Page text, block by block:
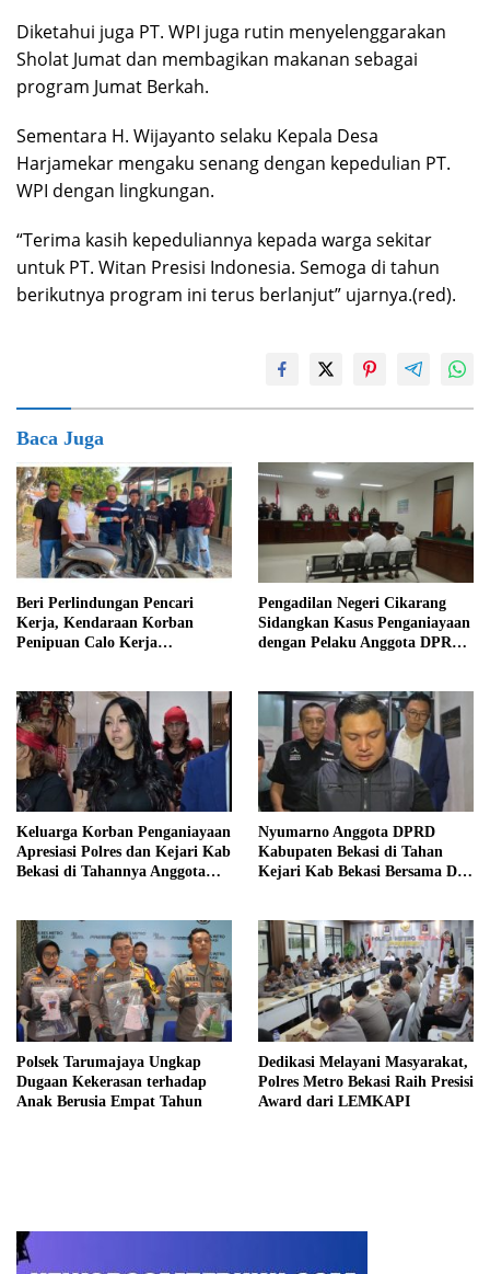
Diketahui juga PT. WPI juga rutin menyelenggarakan
Sholat Jumat dan membagikan makanan sebagai
program Jumat Berkah.
Sementara H. Wijayanto selaku Kepala Desa
Harjamekar mengaku senang dengan kepedulian PT.
WPI dengan lingkungan.
“Terima kasih kepeduliannya kepada warga sekitar
untuk PT. Witan Presisi Indonesia. Semoga di tahun
berikutnya program ini terus berlanjut” ujarnya.(red).
Baca Juga
Beri Perlindungan Pencari
Kerja, Kendaraan Korban
Penipuan Calo Kerja
Pengadilan Negeri Cikarang
Sidangkan Kasus Penganiayaan
dengan Pelaku Anggota DPRD
Keluarga Korban Penganiayaan
Apresiasi Polres dan Kejari Kab
Bekasi di Tahannya Anggota
Nyumarno Anggota DPRD
Kabupaten Bekasi di Tahan
Kejari Kab Bekasi Bersama Dua
Polsek Tarumajaya Ungkap
Dugaan Kekerasan terhadap
Anak Berusia Empat Tahun
Dedikasi Melayani Masyarakat,
Polres Metro Bekasi Raih Presisi
Award dari LEMKAPI